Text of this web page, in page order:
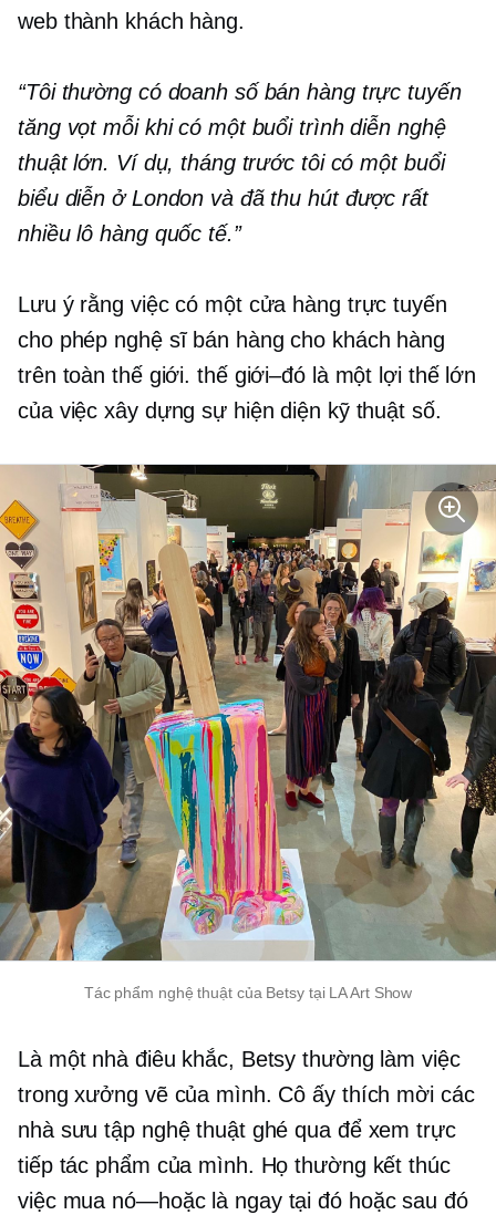
web thành khách hàng.
“Tôi thường có doanh số bán hàng trực tuyến
tăng vọt mỗi khi có một buổi trình diễn nghệ
thuật lớn. Ví dụ, tháng trước tôi có một buổi
biểu diễn ở London và đã thu hút được rất
nhiều lô hàng quốc tế.”
Lưu ý rằng việc có một cửa hàng trực tuyến
cho phép nghệ sĩ bán hàng cho khách hàng
trên toàn thế giới. thế giới–đó làmột lợi thế lớn
của việc xây dựng sự hiện diện kỹ thuật số.
Tác phẩm nghệ thuật của Betsy tại LA Art Show
Là một nhà điêu khắc, Betsy thường làm việc
trong xưởng vẽ của mình. Cô ấy thích mời các
nhà sưu tập nghệ thuật ghé qua để xem trực
tiếp tác phẩm của mình. Họ thường kết thúc
việc mua nó—hoặc là ngay tại đó hoặc sau đó